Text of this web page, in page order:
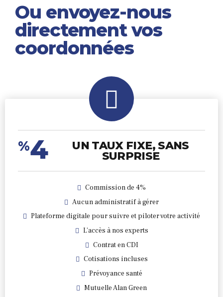
Ou envoyez-nous
directement vos
coordonnées
%4
UN TAUX FIXE, SANS
SURPRISE
Commission de 4%
Aucun administratif à gérer
Plateforme digitale pour suivre et piloter votre activité
L’accès à nos experts
Contrat en CDI
Cotisations incluses
Prévoyance santé
Mutuelle Alan Green